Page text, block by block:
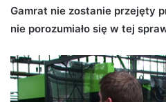
d
a
e
m
a
Gamrat nie zostanie przejęty
nie porozumiało się w tej